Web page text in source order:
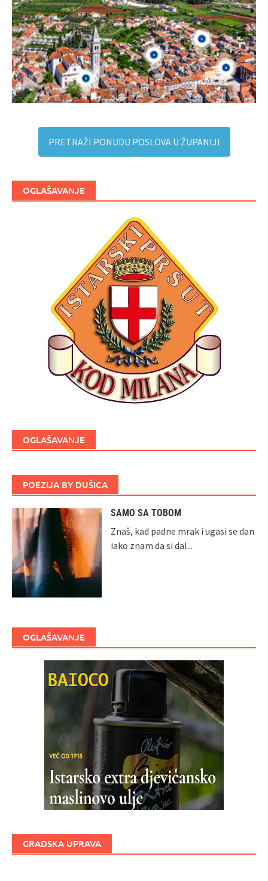
PRETRAŽI PONUDU POSLOVA U ŽUPANIJI
OGLAŠAVANJE
OGLAŠAVANJE
POEZIJA BY DUŠICA
SAMO SA TOBOM
Znaš, kad padne mrak i ugasi se dan
iako znam da si dal...
OGLAŠAVANJE
GRADSKA UPRAVA